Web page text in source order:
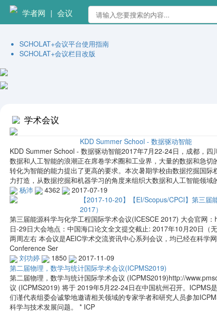
学者网 | 会议
SCHOLAT+会议平台使用指南
SCHOLAT+会议栏目改版
学术会议
KDD Summer School - 数据驱动智能
KDD Summer School - 数据驱动智能2017年7月22-24日，成都，
数据和人工智能的浪潮正在席卷学术圈和工业界，大量的数据和急
转化为智能的能力提出了更高的要求。本次暑期学校由数据挖掘国
力打造，从数据挖掘和机器学习的角度来组织大数据和人工智能领域
杨沛
4362
2017-07-19
【2017-10-20】【EI/Scopus/CPCI】第三
2017）
第三届能源科学与化学工程国际学术会议(ICESCE 2017) 大会官网
日-29日大会地点：中国海口论文全文提交截止: 2017年10月20日（
两周左右 本会议是AEIC学术交流资讯中心系列会议，均已经在科学
Conference Ser
刘功婷
1850
2017-11-09
第二届物理，数学与统计国际学术会议(ICPMS2019)
第二届物理，数学与统计国际学术会议 (ICPMS2019)http://
议 (ICPMS2019) 将于 2019年5月22-24日在中国杭州召开。ICPMS
们谨代表组委会诚挚地邀请相关领域的专家学者和研究人员参加
科学与技术发展问题。 * ICP